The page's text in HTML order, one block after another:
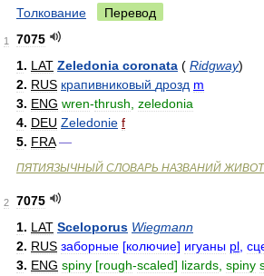
Толкование Перевод
1
7075
1. LAT Zeledonia coronata ( Ridgway)
2. RUS крапивниковый дрозд m
3. ENG wren-thrush zeledonia
4. DEU Zeledonie f
5. FRA —
ПЯТИЯЗЫЧНЫЙ СЛОВАРЬ НАЗВАНИЙ
2
7075
1. LAT Sceloporus Wiegmann
2. RUS заборные [колючие] игуаны pl
3. ENG spiny [rough-scaled] lizards spiny